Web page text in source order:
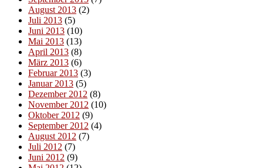
August 2013 (2)
Juli 2013 (5)
Juni 2013 (10)
Mai 2013 (13)
April 2013 (8)
März 2013 (6)
Februar 2013 (3)
Januar 2013 (5)
Dezember 2012 (8)
November 2012 (10)
Oktober 2012 (9)
September 2012 (4)
August 2012 (7)
Juli 2012 (7)
Juni 2012 (9)